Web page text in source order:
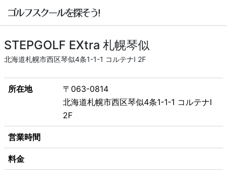
STEPGOLF EXtra 札幌琴似
北海道札幌市西区琴似4条1-1-1 コルテナI 2F
所在地
〒063-0814
北海道札幌市西区琴似4条1-1-1 コルテナI
2F
営業時間
料金